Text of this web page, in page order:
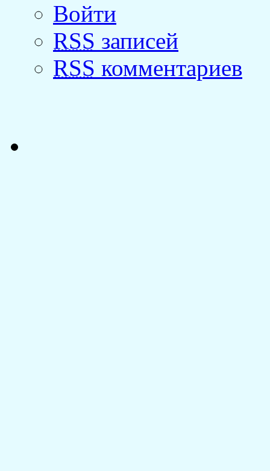
Войти
RSS записей
RSS комментариев